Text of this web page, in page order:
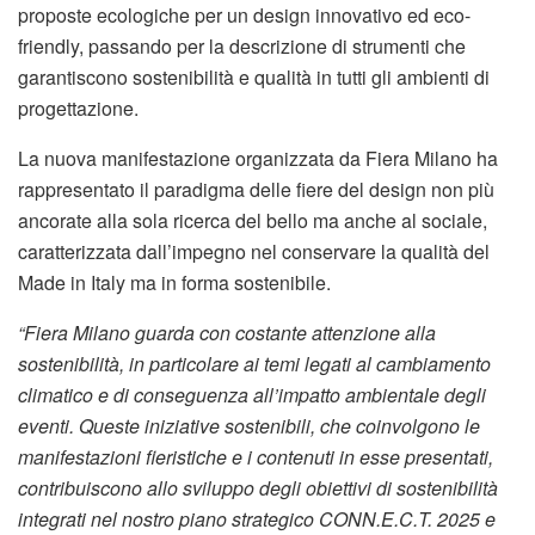
proposte ecologiche per un design innovativo ed eco-
friendly, passando per la descrizione di strumenti che
garantiscono sostenibilità e qualità in tutti gli ambienti di
progettazione.
La nuova manifestazione organizzata da Fiera Milano ha
rappresentato il paradigma delle fiere del design non più
ancorate alla sola ricerca del bello ma anche al sociale,
caratterizzata dall’impegno nel conservare la qualità del
Made in Italy ma in forma sostenibile.
“Fiera Milano guarda con costante attenzione alla
sostenibilità, in particolare ai temi legati al cambiamento
climatico e di conseguenza all’impatto ambientale degli
eventi. Queste iniziative sostenibili, che coinvolgono le
manifestazioni fieristiche e i contenuti in esse presentati,
contribuiscono allo sviluppo degli obiettivi di sostenibilità
integrati nel nostro piano strategico CONN.E.C.T. 2025 e